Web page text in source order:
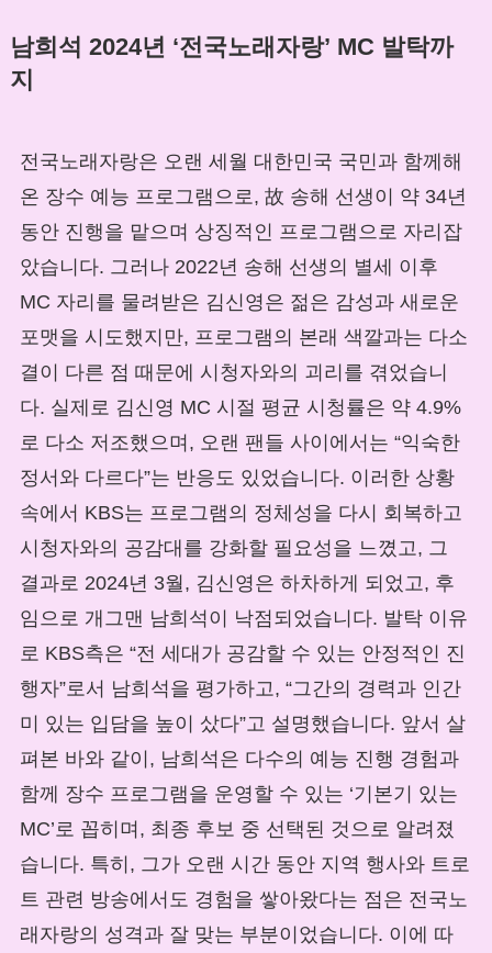
남희석 2024년 ‘전국노래자랑’ MC 발탁까
지
전국노래자랑은 오랜 세월 대한민국 국민과 함께해
온 장수 예능 프로그램으로, 故 송해 선생이 약 34년
동안 진행을 맡으며 상징적인 프로그램으로 자리잡
았습니다. 그러나 2022년 송해 선생의 별세 이후
MC 자리를 물려받은 김신영은 젊은 감성과 새로운
포맷을 시도했지만, 프로그램의 본래 색깔과는 다소
결이 다른 점 때문에 시청자와의 괴리를 겪었습니
다. 실제로 김신영 MC 시절 평균 시청률은 약 4.9%
로 다소 저조했으며, 오랜 팬들 사이에서는 “익숙한
정서와 다르다”는 반응도 있었습니다. 이러한 상황
속에서 KBS는 프로그램의 정체성을 다시 회복하고
시청자와의 공감대를 강화할 필요성을 느꼈고, 그
결과로 2024년 3월, 김신영은 하차하게 되었고, 후
임으로 개그맨 남희석이 낙점되었습니다. 발탁 이유
로 KBS측은 “전 세대가 공감할 수 있는 안정적인 진
행자”로서 남희석을 평가하고, “그간의 경력과 인간
미 있는 입담을 높이 샀다”고 설명했습니다. 앞서 살
펴본 바와 같이, 남희석은 다수의 예능 진행 경험과
함께 장수 프로그램을 운영할 수 있는 ‘기본기 있는
MC’로 꼽히며, 최종 후보 중 선택된 것으로 알려졌
습니다. 특히, 그가 오랜 시간 동안 지역 행사와 트로
트 관련 방송에서도 경험을 쌓아왔다는 점은 전국노
래자랑의 성격과 잘 맞는 부분이었습니다. 이에 따